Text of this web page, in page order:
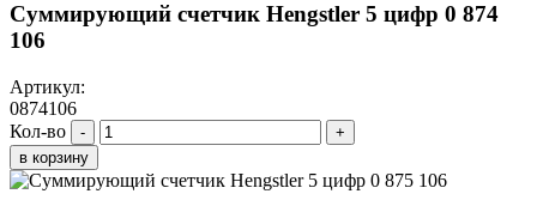
Суммирующий счетчик Hengstler 5 цифр 0 874
106
Артикул:
0874106
Кол-во
-
+
в корзину